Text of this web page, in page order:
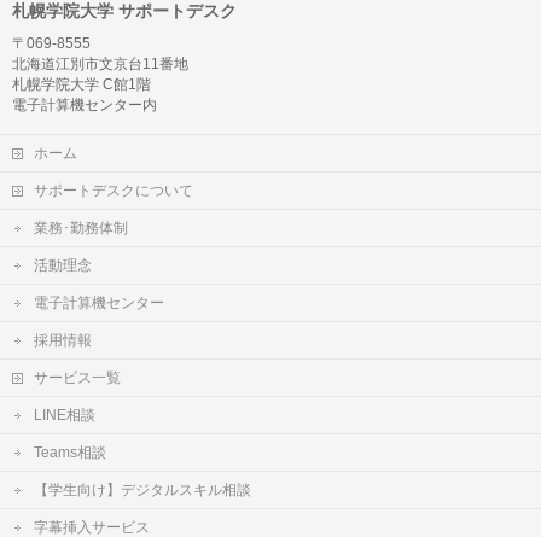
札幌学院大学 サポートデスク
〒069-8555
北海道江別市文京台11番地
札幌学院大学 C館1階
電子計算機センター内
ホーム
サポートデスクについて
業務･勤務体制
活動理念
電子計算機センター
採用情報
サービス一覧
LINE相談
Teams相談
【学生向け】デジタルスキル相談
字幕挿入サービス